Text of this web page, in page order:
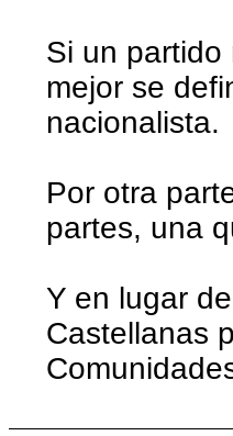
Si un partido
mejor se
nacionalista.
Por otra
partes, una
Y en lugar
Castellanas